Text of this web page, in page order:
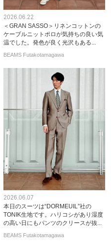
2026.06.22
＜GRAN SASSO＞リネンコットンの
ケーブルニットポロが気持ちの良い気
温でした。発色が良く光沢もある...
BEAMS Futakotamagawa
2026.06.07
本日のスーツは“DORMEUIL”社の
TONIK生地です。ハリコシがあり湿度
の高い日にもパンツのクリースが抜...
BEAMS Futakotamagawa